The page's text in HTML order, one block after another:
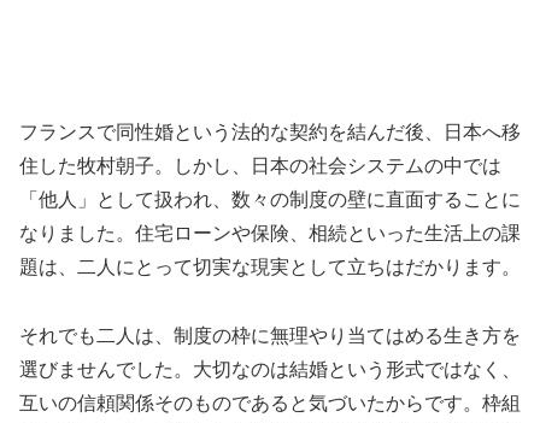
フランスで同性婚という法的な契約を結んだ後、日本へ移
住した牧村朝子。しかし、日本の社会システムの中では
「他人」として扱われ、数々の制度の壁に直面することに
なりました。住宅ローンや保険、相続といった生活上の課
題は、二人にとって切実な現実として立ちはだかります。
それでも二人は、制度の枠に無理やり当てはめる生き方を
選びませんでした。大切なのは結婚という形式ではなく、
互いの信頼関係そのものであると気づいたからです。枠組